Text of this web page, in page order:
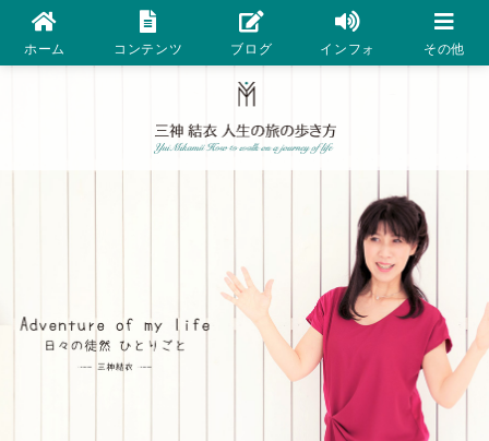
ホーム コンテンツ ブログ インフォ その他